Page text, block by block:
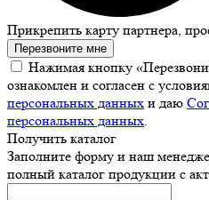
Прикрепить карту партнера,
Перезвоните мне
Нажимая кнопку
ознакомлен и согласен с
персональных данных и даю
персональных данных
Получить каталог
Заполните форму и наш
полный каталог продукции с